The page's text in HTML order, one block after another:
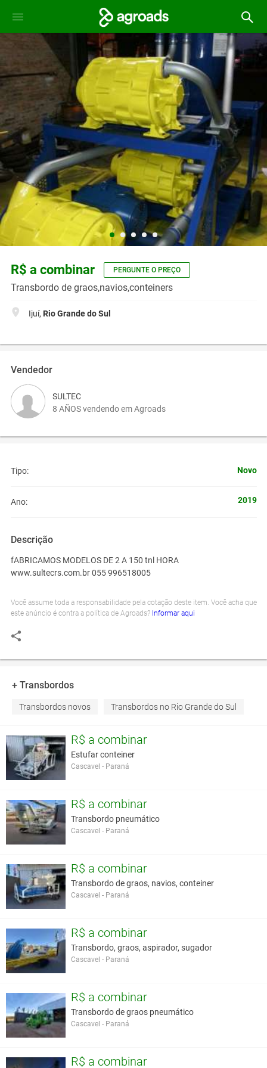
R$ a combinar PERGUNTE O PREÇO
Transbordo de graos,navios,conteiners
Ijuí, Rio Grande do Sul
Vendedor
SULTEC
8 AÑOS vendendo em Agroads
Tipo: Novo
Ano: 2019
Descrição
fABRICAMOS MODELOS DE 2 A 150 tnl HORA
www.sultecrs.com.br 055 996518005
Você assume toda a responsabilidade pela cotação deste item. Você acha que
este anúncio é contra a política de Agroads? Informar aqui
+ Transbordos
Transbordos novos Transbordos no Rio Grande do Sul
R$ a combinar
Estufar conteiner
Cascavel - Paraná
R$ a combinar
Transbordo pneumático
Cascavel - Paraná
R$ a combinar
Transbordo de graos, navios, conteiner
Cascavel - Paraná
R$ a combinar
Transbordo, graos, aspirador, sugador
Cascavel - Paraná
R$ a combinar
Transbordo de graos pneumático
Cascavel - Paraná
R$ a combinar